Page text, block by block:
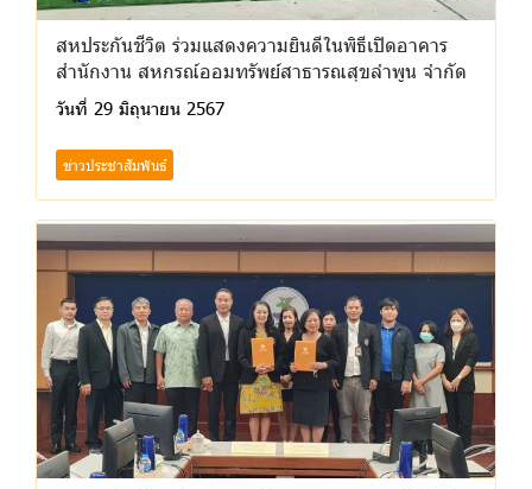
สหประกันชีวิต ร่วมแสดงความยินดีในพิธีเปิดอาคาร
สำนักงาน สหกรณ์ออมทรัพย์สาธารณสุขลำพูน จำกัด
วันที่ 29 มิถุนายน 2567
ข่าวประชาสัมพันธ์